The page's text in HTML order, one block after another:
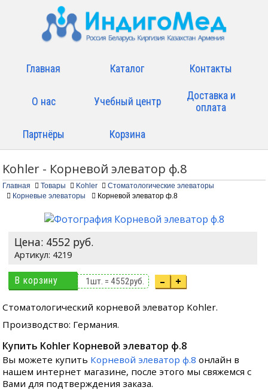
Главная Каталог Контакты
О нас Учебный центр
Доставка и
оплата
Партнёры Корзина
Kohler - Корневой элеватор ф.8
Главная Товары Kohler
Стоматологические элеваторы
Корневые элеваторы
Корневой элеватор ф.8
Цена: 4552 руб.
4219
В корзину 1шт. =4552руб. – +
Стоматологический корневой элеватор Kohler.
Производство: Германия.
Купить Kohler Корневой элеватор ф.8
Вы можете купить Корневой элеватор ф.8 онлайн в
нашем интернет магазине, после этого мы свяжемся с
Вами для подтверждения заказа.